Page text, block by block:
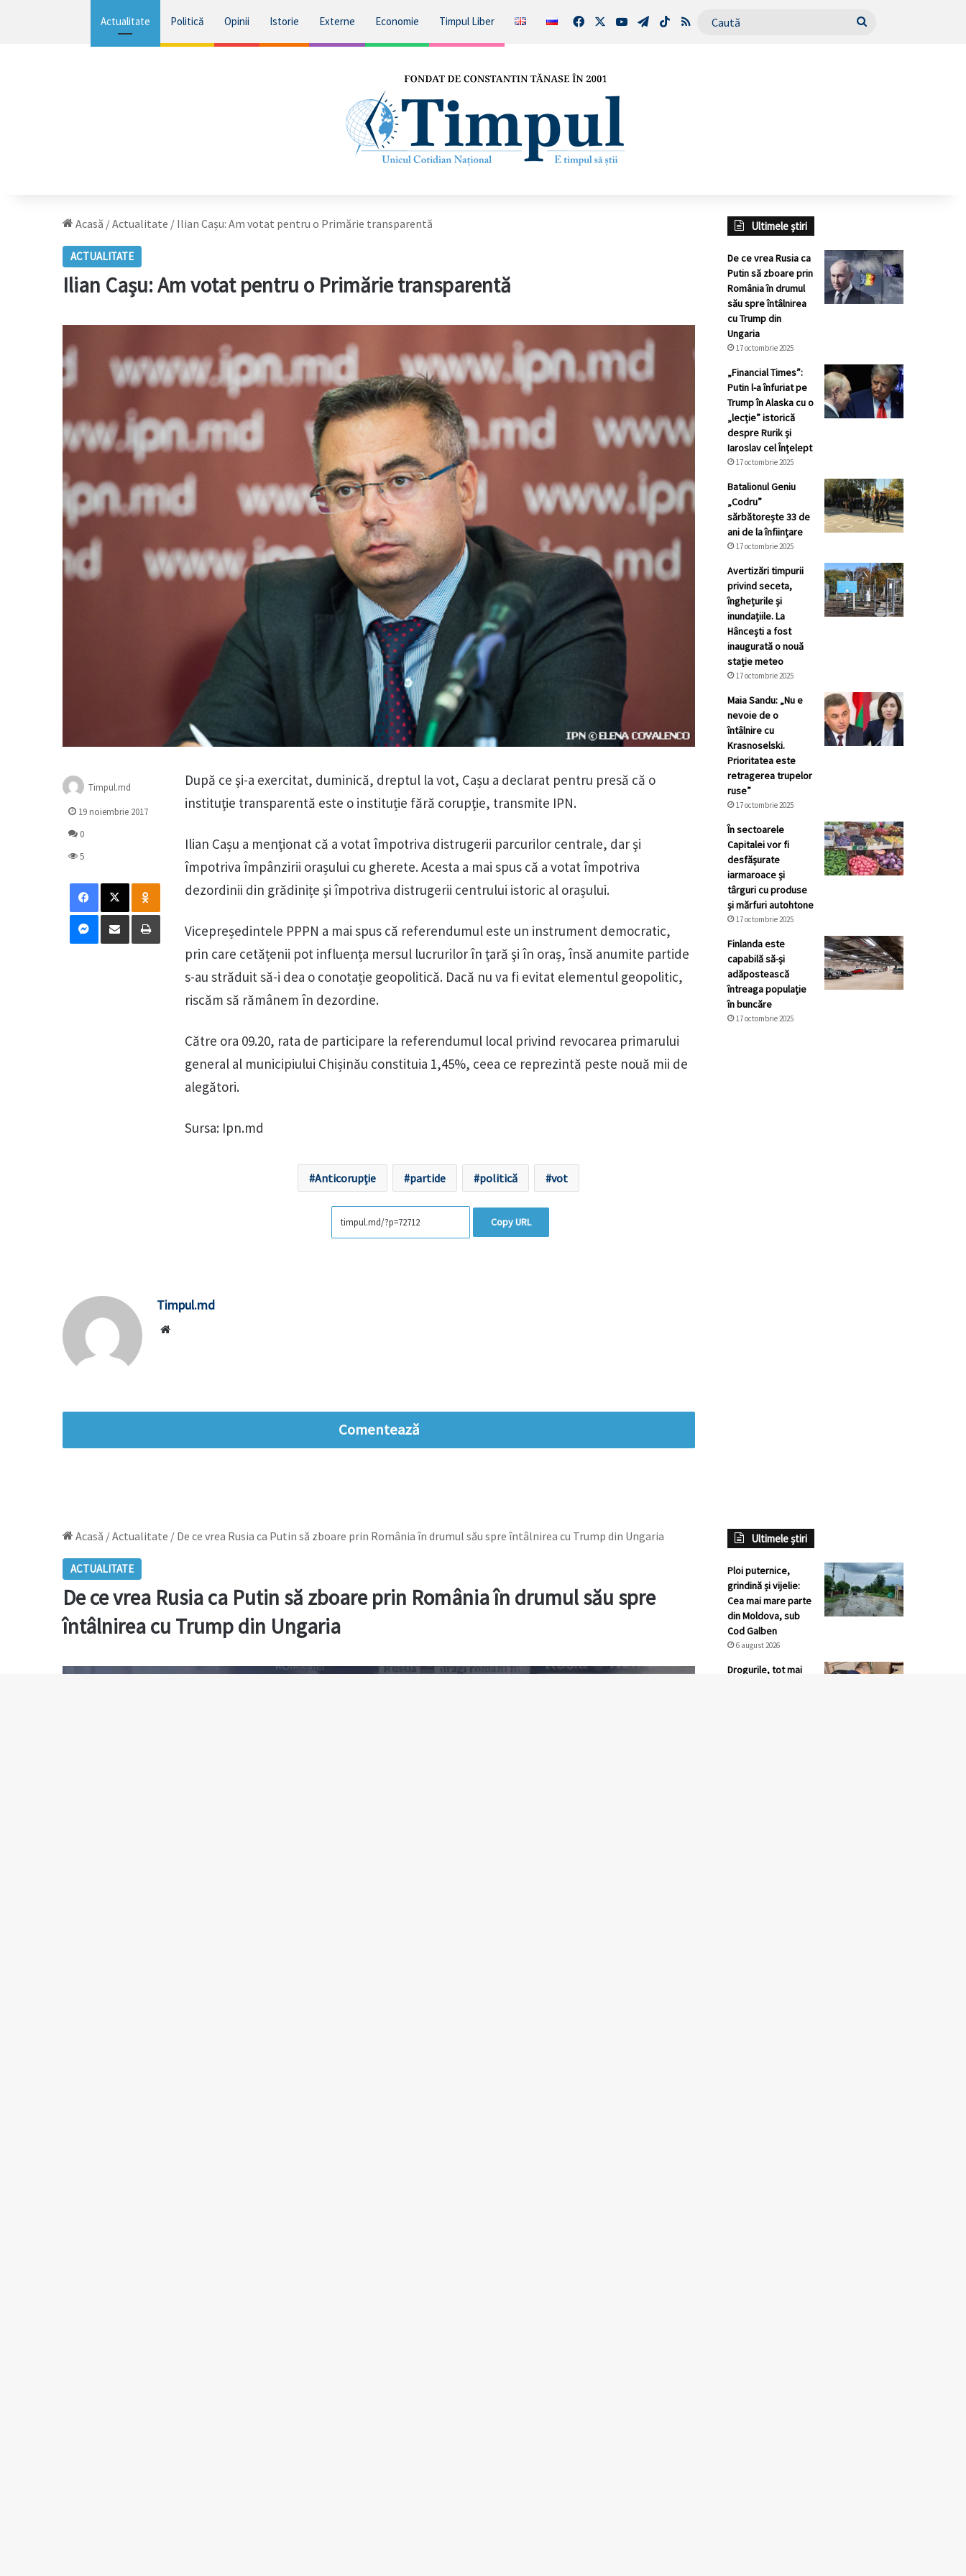
Actualitate Politică Opinii Istorie Externe Economie Timpul Liber FacebookYouTubeTelegram
TikTokRSS Caută
Acasă /Actualitate / Ilian Cașu: Am votat pentru o Primărie transparentă
ACTUALITATE
Ilian Cașu: Am votat pentru o Primărie transparentă
După ce şi-a exercitat, duminică, dreptul la vot, Cașu a declarat pentru presă că o
instituţie transparentă este o instituție fără corupţie, transmite IPN.
Ilian Cașu a menţionat că a votat împotriva distrugerii parcurilor centrale, dar şi
împotriva împânzirii orașului cu gherete. Acesta a mai spus că a votat împotriva
dezordinii din grădinițe şi împotriva distrugerii centrului istoric al orașului.
Vicepreședintele PPPN a mai spus că referendumul este un instrument democratic,
prin care cetățenii pot influența mersul lucrurilor în ţară şi în oraș, însă anumite partide
s-au străduit să-i dea o conotație geopolitică. Dacă nu va fi evitat elementul geopolitic,
riscăm să rămânem în dezordine.
Către ora 09.20, rata de participare la referendumul local privind revocarea primarului
general al municipiului Chișinău constituia 1,45%, ceea ce reprezintă peste nouă mii de
alegători.
Sursa: Ipn.md
Anticorupţie partide politică vot
Copy URL
Timpul.md
19 noiembrie 2017
0
5
Facebook
X Odnoklassniki
Messenger
Distribuie prin mail Tipărește
Timpul.md
Comentează
Ultimele știri
De ce vrea Rusia ca
Putin să zboare prin
România în drumul
său spre întâlnirea
cu Trump din
Ungaria
17 octombrie 2025
„Financial Times”:
Putin l-a înfuriat pe
Trump în Alaska cu o
„lecție” istorică
despre Rurik și
Iaroslav cel Înțelept
17 octombrie 2025
Batalionul Geniu
„Codru”
sărbătorește 33 de
ani de la înființare
17 octombrie 2025
Avertizări timpurii
privind seceta,
înghețurile și
inundațiile. La
Hâncești a fost
inaugurată o nouă
stație meteo
17 octombrie 2025
Maia Sandu: „Nu e
nevoie de o
întâlnire cu
Krasnoselski.
Prioritatea este
retragerea trupelor
ruse”
17 octombrie 2025
În sectoarele
Capitalei vor fi
desfășurate
iarmaroace și
târguri cu produse
și mărfuri autohtone
17 octombrie 2025
Finlanda este
capabilă să-și
adăpostească
întreaga populație
în buncăre
17 octombrie 2025